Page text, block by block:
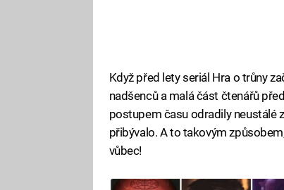
Když před lety seriál Hra o trůny
nadšenců a malá část čtenářů
postupem času odradily neustálé
přibývalo. A to takovým
vůbec!